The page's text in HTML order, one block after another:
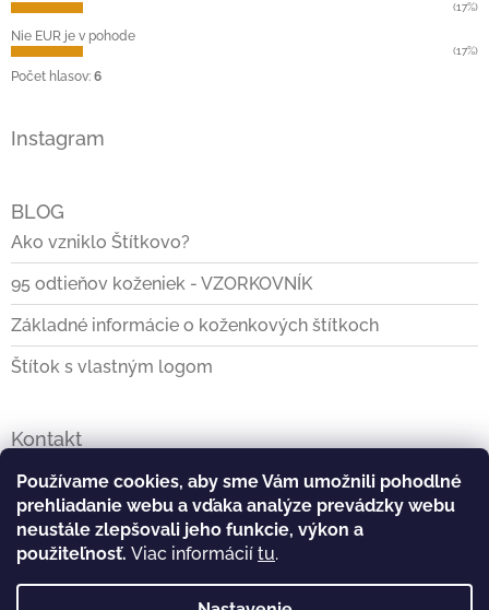
Používame cookies, aby sme Vám umožnili pohodlné
prehliadanie webu a vďaka analýze prevádzky webu
neustále zlepšovali jeho funkcie, výkon a
použiteľnosť. Viac informácií tu.
(17%)
Nie EUR je v pohode
(17%)
Počet hlasov: 6
Instagram
BLOG
Ako vzniklo Štítkovo?
95 odtieňov koženiek - VZORKOVNÍK
Základné informácie o koženkových štítkoch
Štítok s vlastným logom
Kontakt
info@stitkovo.sk
0903928140
https://www.facebook.com/Stitkovo.sk